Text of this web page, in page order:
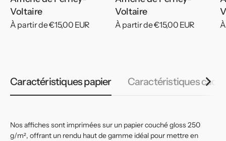
Voltaire
Prix
À partir de €15,00 EUR
Voltaire
Prix
À partir de €15,00 EUR
Caractéristiques papier Caractéristiques cadre
Nos affiches sont imprimées sur un papier couché gloss 250
g/m², offrant un rendu haut de gamme idéal pour mettre en